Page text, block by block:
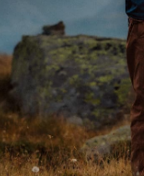
System™
hilft Ihnen,
bleiben und
wenn der
verwendet wird.
Platte zur